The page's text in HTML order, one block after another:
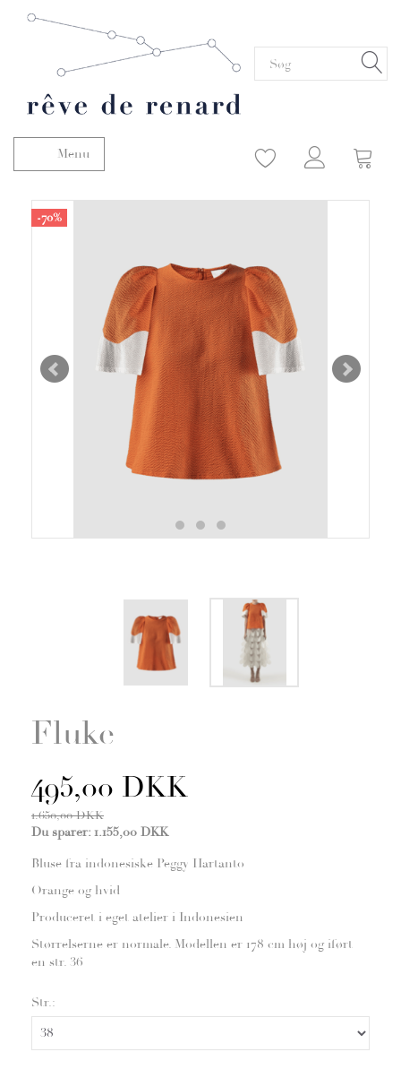
Skifte navigation
Menu
-70%
Fluke
495,00 DKK
1.650,00 DKK
Du sparer: 1.155,00 DKK
Bluse fra indonesiske Peggy Hartanto
Orange og hvid
Produceret i eget atelier i Indonesien
Størrelserne er normale. Modellen er 178 cm høj og iført
en str. 36
Str.: